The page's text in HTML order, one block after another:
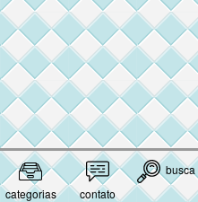
categorias contato
busca